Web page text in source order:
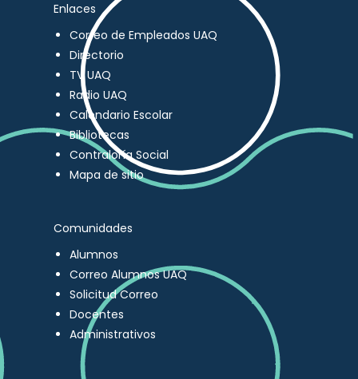
Enlaces
Correo de Empleados UAQ
Directorio
TV UAQ
Radio UAQ
Calendario Escolar
Bibliotecas
Contraloría Social
Mapa de sitio
Comunidades
Alumnos
Correo Alumnos UAQ
Solicitud Correo
Docentes
Administrativos